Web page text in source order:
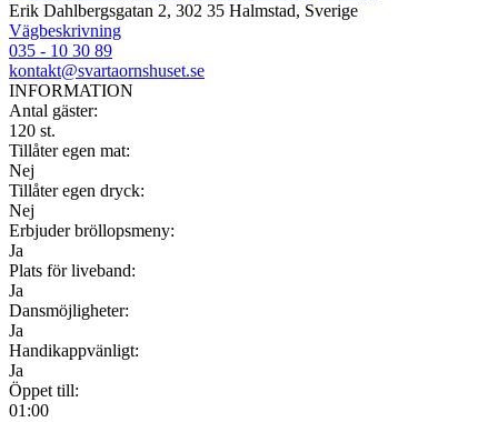
Erik Dahlbergsgatan 2, 302 35 Halmstad, Sverige
Vägbeskrivning
035 - 10 30 89
kontakt@svartaornshuset.se
INFORMATION
Antal gäster:
120 st.
Tillåter egen mat:
Nej
Tillåter egen dryck:
Nej
Erbjuder bröllopsmeny:
Ja
Plats för liveband:
Ja
Dansmöjligheter:
Ja
Handikappvänligt:
Ja
Öppet till:
01:00